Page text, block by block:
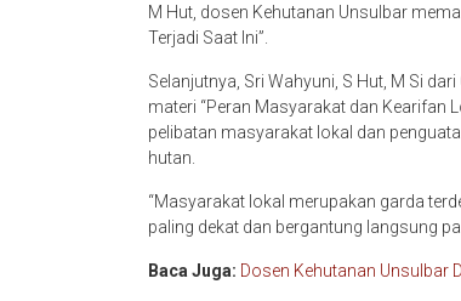
M Hut, dosen Kehutanan Unsulbar
Terjadi Saat Ini”.
Selanjutnya, Sri Wahyuni, S Hut, M Si
materi “Peran Masyarakat dan Kearifan
pelibatan masyarakat lokal dan
hutan.
“Masyarakat lokal merupakan garda
paling dekat dan bergantung langsung
Baca Juga: Dosen Kehutanan Unsulbar